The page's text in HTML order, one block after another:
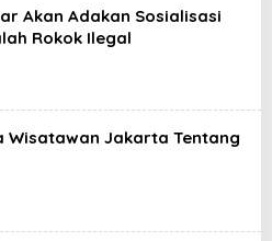
Akan Adakan Sosialisasi
Rokok Ilegal
Wisatawan Jakarta Tentang